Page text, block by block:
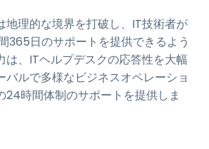
地理的な境界を打破し、IT技術者が
365日のサポートを提供できるよう
は、ITヘルプデスクの応答性を大幅
バルで多様なビジネスオペレーショ
24時間体制のサポートを提供しま